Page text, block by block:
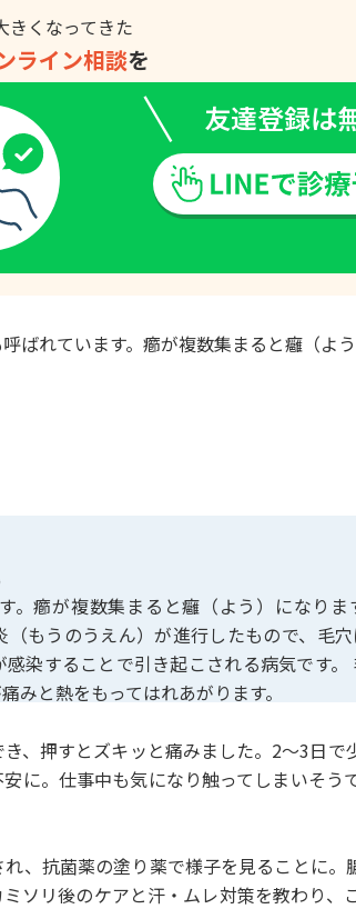
きくなってきた
ライン相談を
友達登録は
ばれています。癤が複数集まると癰（よう
。癤が複数集まると癰（よう）になりま
もうのうえん）が進行したもので、毛
染することで引き起こされる病気です。
みと熱をもってはれあがります。
、押すとズキッと痛みました。2〜3日
に。仕事中も気になり触ってしまいそう
、抗菌薬の塗り薬で様子を見ることに。
ソリ後のケアと汗・ムレ対策を教わり、